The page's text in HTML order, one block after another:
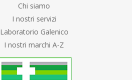
Chi siamo
I nostri servizi
Laboratorio Galenico
I nostri marchi A-Z